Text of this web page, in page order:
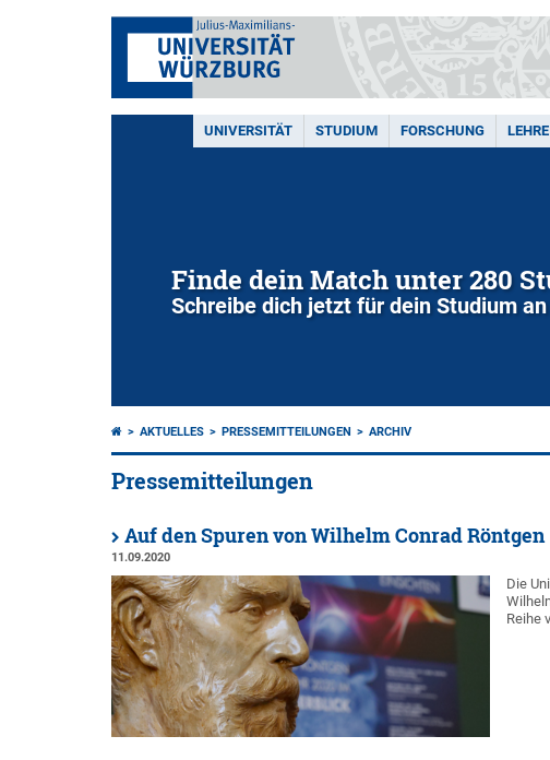
UNIVERSITÄT STUDIUM FORSCHUNG LEHRE
Finde dein Match unter 280
Schreibe dich jetzt für dein Studium
AKTUELLES PRESSEMITTEILUNGEN ARCHIV
Pressemitteilungen
Auf den Spuren von Wilhelm Conrad Röntgen
11.09.2020
Die
Reihe